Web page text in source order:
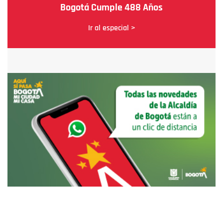
Bogotá Cumple 488 Años
Ir al especial >